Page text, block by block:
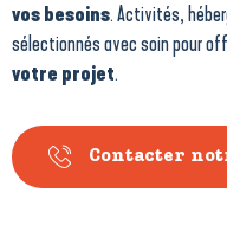
vos besoins. Activités,
sélectionnés avec soin pour
votre projet.
Contacter